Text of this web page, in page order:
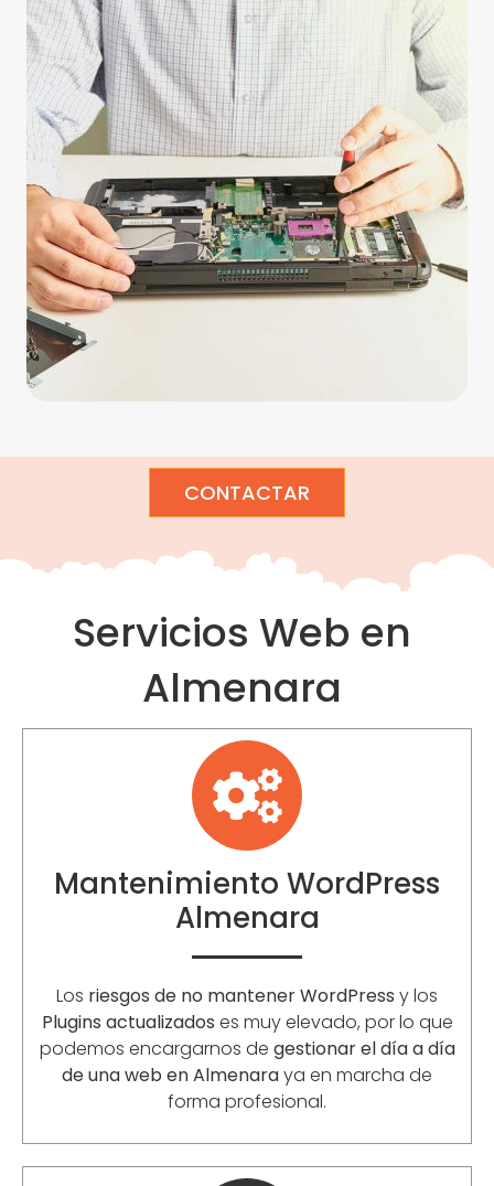
CONTACTAR
Servicios Web en
Almenara
Mantenimiento WordPress
Almenara
Los riesgos de no mantener WordPress y los
Plugins actualizados es muy elevado, por lo que
podemos encargarnos de gestionar el día a día
de una web en Almenaraya en marcha de
forma profesional.